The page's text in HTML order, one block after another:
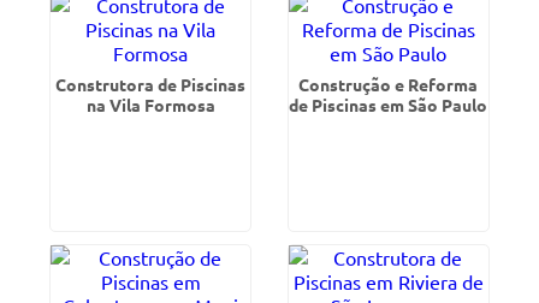
Construtora de Piscinas
na Vila Formosa
Construção e Reforma
de Piscinas em São Paulo